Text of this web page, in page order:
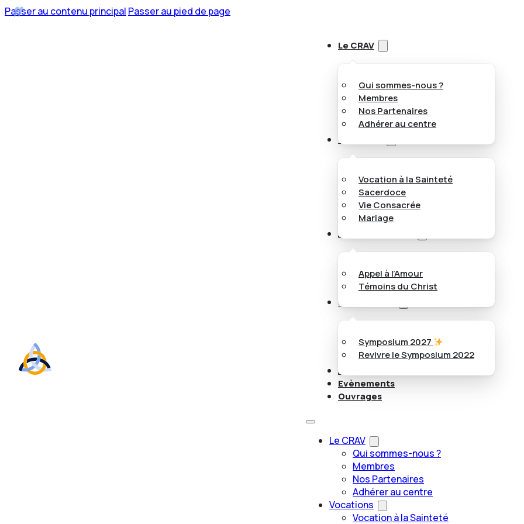
Passer au contenu principal Passer au pied de page
Le CRAV
Qui sommes-nous ?
Membres
Nos Partenaires
Adhérer au centre
Vocations
Vocation à la Sainteté
Sacerdoce
Vie Consacrée
Mariage
Appel aux jeunes
Appel à l’Amour
Témoins du Christ
Symposiums
Symposium 2027
Revivre le Symposium 2022
Articles
Evènements
Ouvrages
Le CRAV
Qui sommes-nous ?
Membres
Nos Partenaires
Adhérer au centre
Vocations
Vocation à la Sainteté